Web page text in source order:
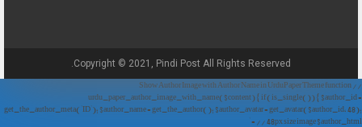
Copyright © 2021, Pindi Post All Rights Reserved.
// Show Author Image with Author Name in UrduPaper Theme function
urdu_paper_author_image_with_name($content) { if (is_single()) { $author_id =
get_the_author_meta('ID'); $author_name = get_the_author(); $author_avatar = get_avatar($author_id, 48);
// 48px size image $author_html = '